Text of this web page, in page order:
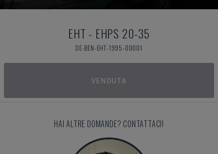
EHT - EHPS 20-35
DE-BEN-EHT-1995-00001
VENDUTA
HAI ALTRE DOMANDE? CONTATTACI!